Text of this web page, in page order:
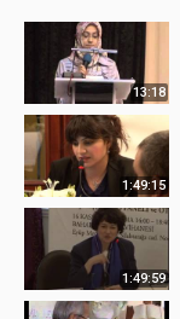
13:18
1:49:15
1:49:59